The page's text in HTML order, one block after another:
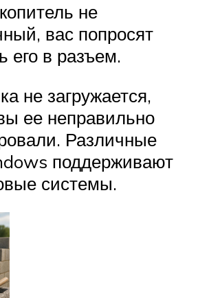
не
вас попросят
его в разъем.
не загружается,
ее неправильно
Различные
поддерживают
системы.